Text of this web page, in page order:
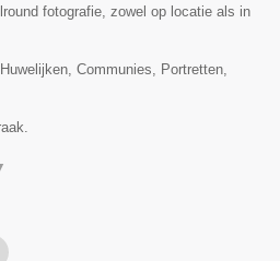
fotografie, zowel op locatie als in
Communies, Portretten,